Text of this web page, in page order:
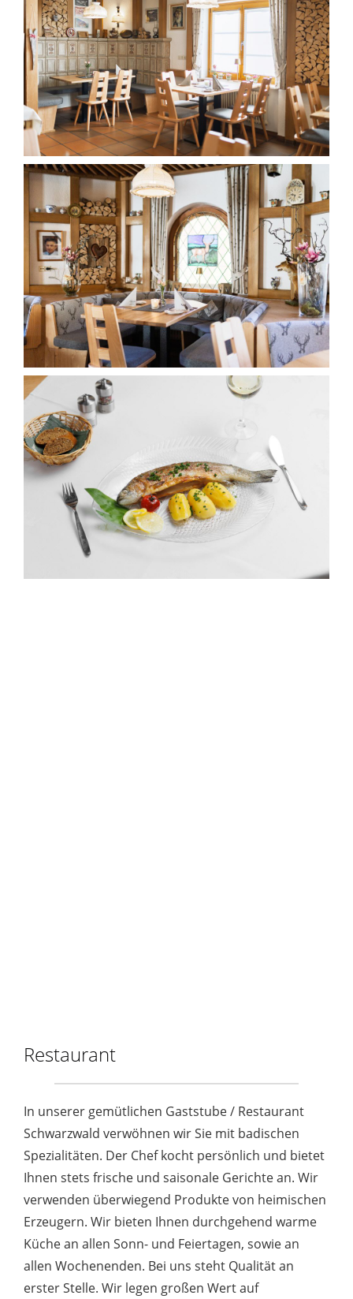
Restaurant
In unserer gemütlichen Gaststube / Restaurant
Schwarzwald verwöhnen wir Sie mit badischen
Spezialitäten. Der Chef kocht persönlich und bietet
Ihnen stets frische und saisonale Gerichte an. Wir
verwenden überwiegend Produkte von heimischen
Erzeugern. Wir bieten Ihnen durchgehend warme
Küche an allen Sonn- und Feiertagen, sowie an
allen Wochenenden. Bei uns steht Qualität an
erster Stelle. Wir legen großen Wert auf